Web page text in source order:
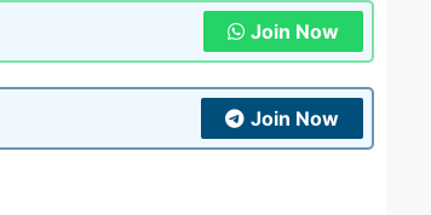
Join Now
Join Now